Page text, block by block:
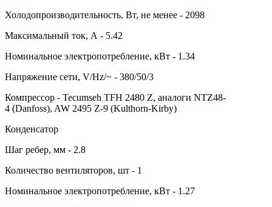
Холодопроизводительность, Вт, не менее - 2098
Максимальный ток, А - 5.42
Номинальное электропотребление, кВт - 1.34
Напряжение сети, V/Hz/~ - 380/50/3
Компрессор - Tecumseh TFH 2480 Z, аналоги NTZ48-
4 (Danfoss), AW 2495 Z-9 (Kulthorn-Kirby)
Конденсатор
Шаг ребер, мм - 2.8
Количество вентиляторов, шт - 1
Номинальное электропотребление, кВт - 1.27